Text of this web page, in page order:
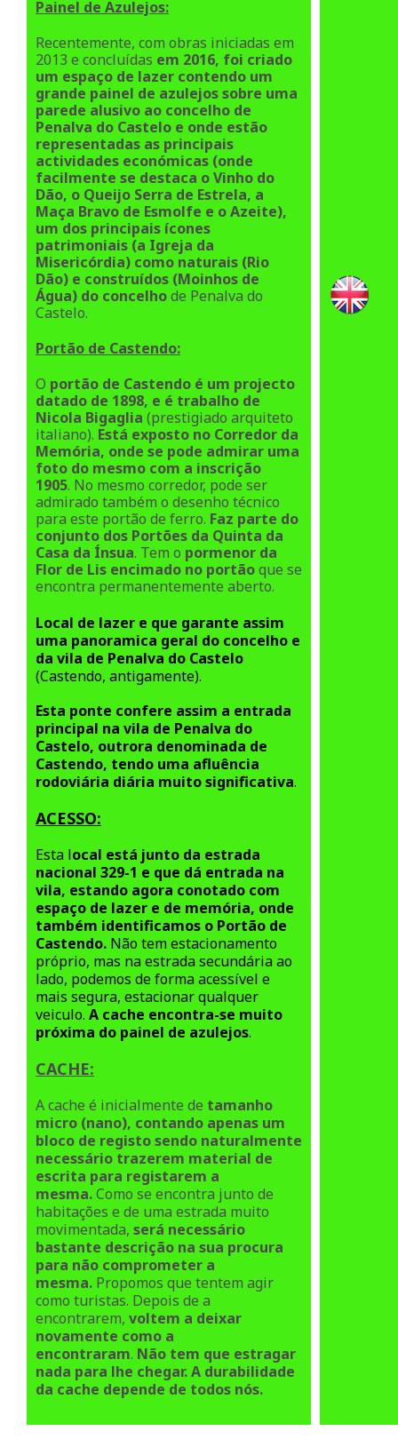
Painel de Azulejos:
Recentemente, com obras iniciadas em
2013 e concluídas em 2016, foi criado
um espaço de lazer contendo um
grande painel de azulejos sobre uma
parede alusivo ao concelho de
Penalva do Castelo e onde estão
representadas as principais
actividades económicas (onde
facilmente se destaca o Vinho do
Dão, o Queijo Serra de Estrela, a
Maça Bravo de Esmolfe e o Azeite),
um dos principais ícones
patrimoniais (a Igreja da
Misericórdia) como naturais (Rio
Dão) e construídos (Moinhos de
Água) do concelhode Penalva do
Castelo.
Portão de Castendo:
O portão de Castendo é um projecto
datado de 1898, e é trabalho de
Nicola Bigaglia (prestigiado arquiteto
italiano). Está exposto no Corredor da
Memória, onde se pode admirar uma
foto do mesmo com a inscrição
1905. No mesmo corredor, pode ser
admirado também o desenho técnico
para este portão de ferro. Faz parte do
conjunto dos Portões da Quinta da
Casa da Ínsua. Tem o pormenor da
Flor de Lis encimado no portãoque se
encontra permanentemente aberto.
Local de lazer e que garante assim
uma panoramica geral do concelho e
da vila de Penalva do Castelo
(Castendo, antigamente).
Esta ponte confere assim a entrada
principal na vila de Penalva do
Castelo, outrora denominada de
Castendo, tendo uma afluência
rodoviária diária muito significativa.
ACESSO:
Esta local está junto da estrada
nacional 329-1 e que dá entrada na
vila, estando agora conotado com
espaço de lazer e de memória, onde
também identificamos o Portão de
Castendo. Não tem estacionamento
próprio, mas na estrada secundária ao
lado, podemos de forma acessível e
mais segura, estacionar qualquer
veiculo. A cache encontra-se muito
próxima do painel de azulejos.
CACHE:
A cache é inicialmente de tamanho
micro (nano), contando apenas um
bloco de registo sendo naturalmente
necessário trazerem material de
escrita para registarem a
mesma.Como se encontra junto de
habitações e de uma estrada muito
movimentada, será necessário
bastante descrição na sua procura
para não comprometer a
mesma. Propomos que tentem agir
como turistas. Depois de a
encontrarem, voltem a deixar
novamente como a
encontraram. Não tem que estragar
nada para lhe chegar. A durabilidade
da cache depende de todos nós.